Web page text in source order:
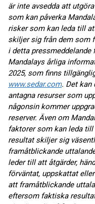
är inte avsedda att
som kan påverka
risker som kan leda till
skiljer sig från dem som
i detta pressmeddelande
Mandalays årliga
2025, som finns
www.sedar.com. Det kan
antagna resurser som
någonsin kommer
reserver. Även om
faktorer som kan leda
resultat skiljer sig
framåtblickande
leder till att åtgärder,
förväntat, uppskattat
att framåtblickande
eftersom faktiska